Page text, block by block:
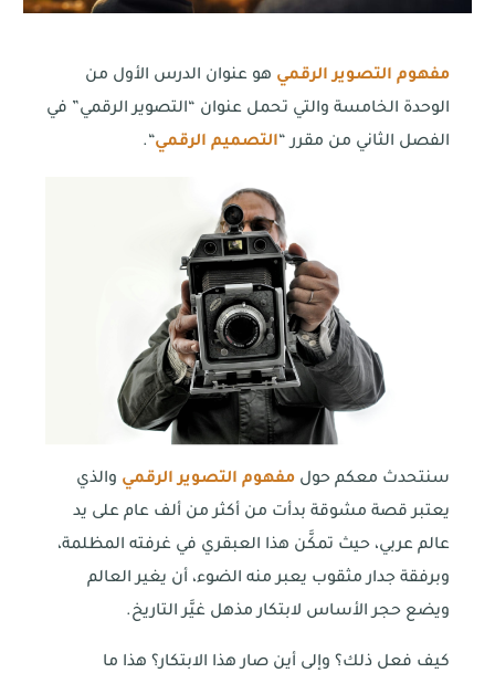
مفهوم التصوير الرقمي هو عنوان الدرس الأول من
الوحدة الخامسة والتي تحمل عنوان “التصوير الرقمي” في
الفصل الثاني من مقرر “التصميم الرقمي“.
سنتحدث معكم حولمفهوم التصوير الرقمي والذي
يعتبر قصة مشوقة بدأت من أكثر من ألف عام على يد
عالم عربي، حيث تمكَّن هذا العبقري في غرفته المظلمة،
وبرفقة جدار مثقوب يعبر منه الضوء، أن يغير العالم
ويضع حجر الأساس لابتكار مذهل غيَّر التاريخ.
كيف فعل ذلك؟ وإلى أين صار هذا الابتكار؟ هذا ما